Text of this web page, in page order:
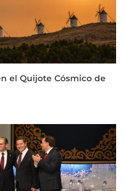
el Quijote Cósmico de